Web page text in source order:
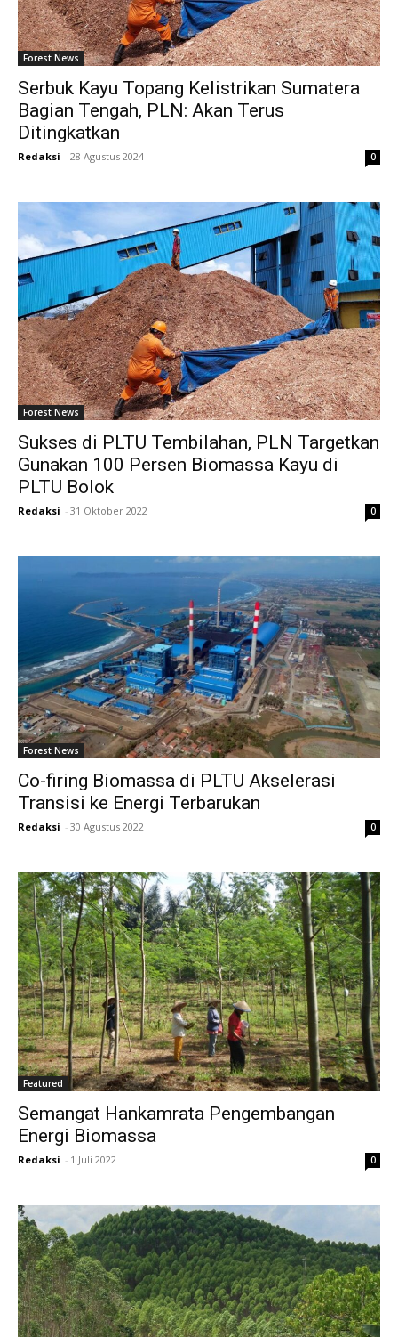
Forest News
Serbuk Kayu Topang Kelistrikan Sumatera
Bagian Tengah, PLN: Akan Terus
Ditingkatkan
Redaksi - 28 Agustus 2024 0
Forest News
Sukses di PLTU Tembilahan, PLN Targetkan
Gunakan 100 Persen Biomassa Kayu di
PLTU Bolok
Redaksi - 31 Oktober 2022 0
Forest News
Co-firing Biomassa di PLTU Akselerasi
Transisi ke Energi Terbarukan
Redaksi - 30 Agustus 2022 0
Featured
Semangat Hankamrata Pengembangan
Energi Biomassa
Redaksi - 1 Juli 2022 0